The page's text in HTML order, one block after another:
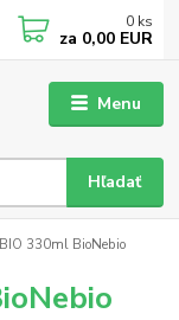
Menu
Hľadať
0 ks
za 0,00 EUR
330ml BioNebio